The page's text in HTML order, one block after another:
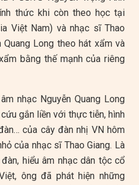
thức khi còn theo học tại
Việt Nam) và nhạc sĩ Thao
Long theo hát xẩm và
bằng thế mạnh của riêng
nhạc Nguyễn Quang Long
gắn liền với thực tiễn, hình
của cây đàn nhị VN hôm
của nhạc sĩ Thao Giang. Là
hiểu âm nhạc dân tộc cổ
ông đã phát hiện những